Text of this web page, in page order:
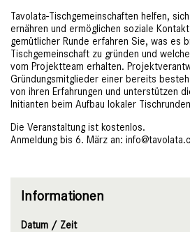
Tavolata-Tischgemeinschaften helfen,
ernähren und ermöglichen soziale
gemütlicher Runde erfahren Sie, was es
Tischgemeinschaft zu gründen und
vom Projektteam erhalten.
Gründungsmitglieder einer bereits
von ihren Erfahrungen und unterstützen
Initianten beim Aufbau lokaler
Die Veranstaltung ist kostenlos.
Anmeldung bis 6. März an:
Informationen
Datum / Zeit